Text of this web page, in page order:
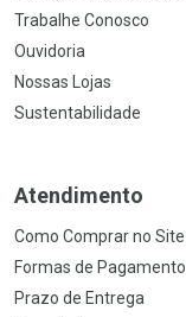
Trabalhe Conosco
Ouvidoria
Nossas Lojas
Sustentabilidade
Atendimento
Como Comprar no Site
Formas de Pagamento
Prazo de Entrega